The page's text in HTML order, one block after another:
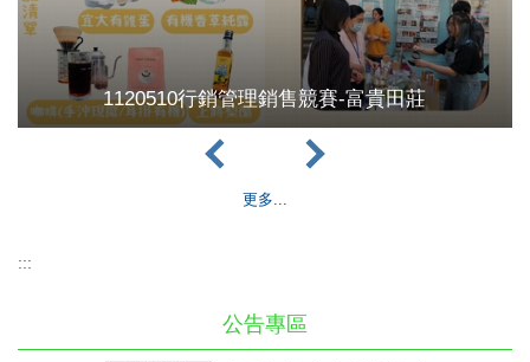
1120510行銷管理銷售競賽-富貴田莊
更多...
:::
公告專區